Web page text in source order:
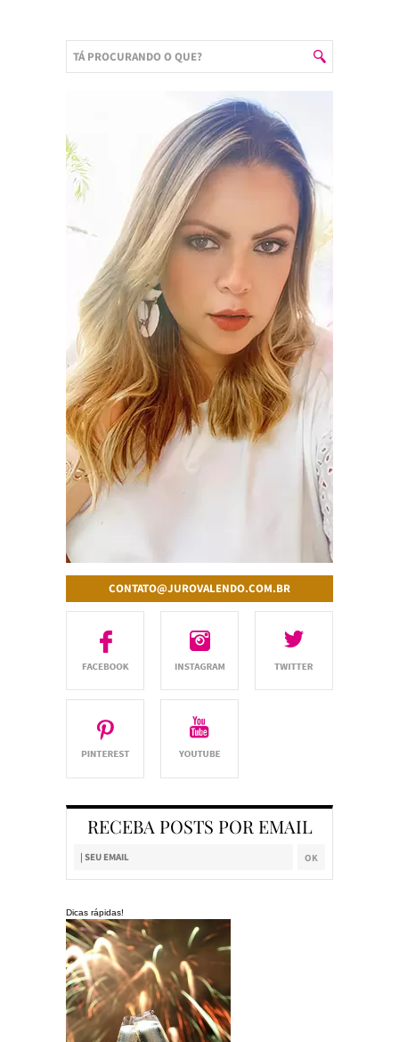
CONTATO@JUROVALENDO.COM.BR
RECEBA POSTS POR EMAIL
Dicas rápidas!